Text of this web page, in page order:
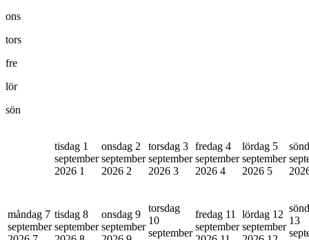
ons
tors
fre
lör
sön
tisdag 1
september
2026 1
onsdag 2
september
2026 2
torsdag 3
september
2026 3
fredag 4
september
2026 4
lördag 5
september
2026 5
måndag 7
september
tisdag 8
september
onsdag 9
september
torsdag
10
september
fredag 11
september
lördag 12
september
13